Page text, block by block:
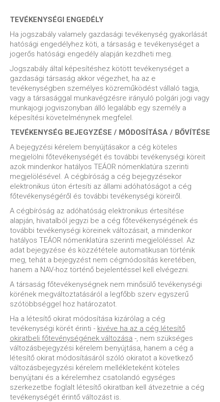
TEVÉKENYSÉGI ENGEDÉLY
Ha jogszabály valamely gazdasági tevékenység gyakorlását
hatósági engedélyhez köti, a társaság e tevékenységet a
jogerős hatósági engedély alapján kezdheti meg.
Jogszabály által képesítéshez kötött tevékenységet a
gazdasági társaság akkor végezhet, ha az e
tevékenységben személyes közreműködést vállaló tagja,
vagy a társasággal munkavégzésre irányuló polgári jogi vagy
munkajogi jogviszonyban álló legalább egy személy a
képesítési követelménynek megfelel.
TEVÉKENYSÉG BEJEGYZÉSE / MÓDOSÍTÁSA / BŐVÍTÉSE
A bejegyzési kérelem benyújtásakor a cég köteles
megjelölni főtevékenységét és további tevékenységi köreit
azok mindenkor hatályos TEÁOR nómenklatúra szerinti
megjelölésével. A cégbíróság a cég bejegyzésekor
elektronikus úton értesíti az állami adóhatóságot a cég
főtevékenységéről és további tevékenységi köreiről.
A cégbíróság az adóhatóság elektronikus értesítése
alapján, hivatalból jegyzi be a cég főtevékenységének és
további tevékenységi köreinek változásait, a mindenkor
hatályos TEÁOR nómenklatúra szerinti megjelöléssel. Az
adat bejegyzése és közzététele automatikusan történik
meg, tehát a bejegyzést nem cégmódosítás keretében,
hanem a NAV-hoz történő bejelentéssel kell elvégezni.
A társaság főtevékenységnek nem minősülő tevékenységi
körének megváltoztatásáról a legfőbb szerv egyszerű
szótöbbséggel hoz határozatot.
Ha a létesítő okirat módosítása kizárólag a cég
tevékenységi körét érinti - kivéve ha az a cég létesítő
okiratbeli főtevénységének változása -, nem szükséges
változásbejegyzési kérelem benyújtása, hanem a cég a
létesítő okirat módosításáról szóló okiratot a következő
változásbejegyzési kérelem mellékleteként köteles
benyújtani és a kérelemhez csatolandó egységes
szerkezetbe foglalt létesítő okiratban kell átvezetnie a cég
tevékenységét érintő változást is.